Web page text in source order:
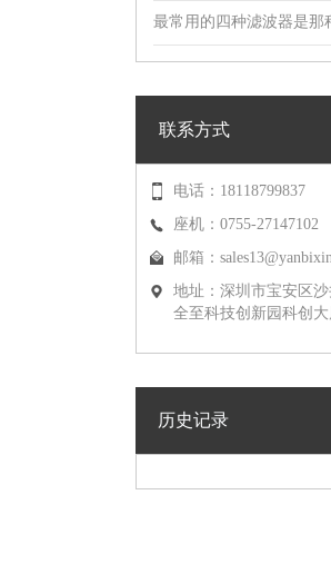
最常用的四种滤波器是那
联系方式
电话：18118799837
座机：0755-27147102
邮箱：
地址：深圳市宝安区
全至科技创新园科创
历史记录